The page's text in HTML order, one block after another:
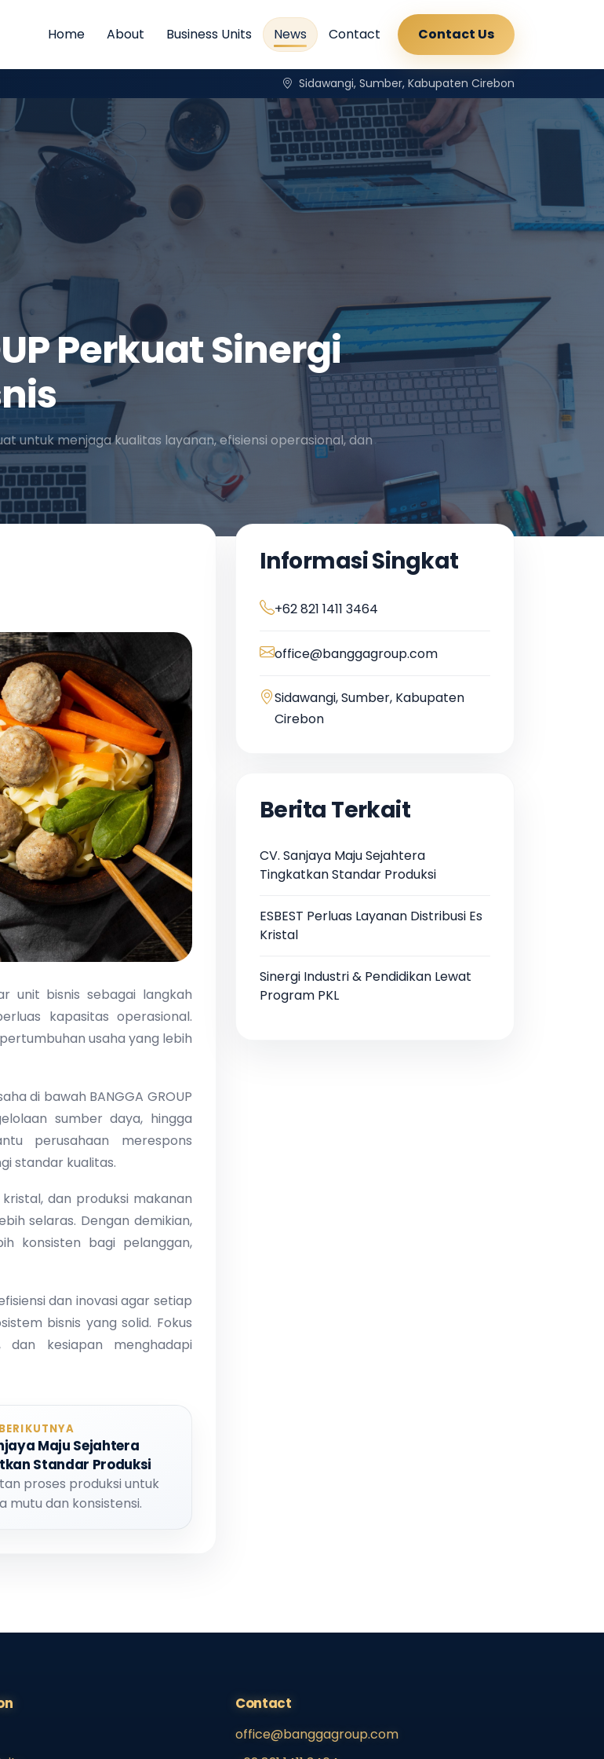
Sidawangi, Sumber, Kabupaten Cirebon
Home About Business Units News Contact Contact Us
Perkuat Sinergi
untuk menjaga kualitas layanan, efisiensi operasional, dan
unit bisnis sebagai langkah
kapasitas operasional.
usaha yang lebih
di bawah BANGGA GROUP
sumber daya, hingga
perusahaan merespons
standar kualitas.
dan produksi makanan
selaras. Dengan demikian,
konsisten bagi pelanggan,
dan inovasi agar setiap
bisnis yang solid. Fokus
dan kesiapan menghadapi
Maju Sejahtera
Standar Produksi
proses produksi untuk
mutu dan konsistensi.
Informasi Singkat
+62 821 1411 3464
office@banggagroup.com
Sidawangi, Sumber, Kabupaten
Cirebon
Berita Terkait
CV. Sanjaya Maju Sejahtera
Tingkatkan Standar Produksi
ESBEST Perluas Layanan Distribusi Es
Kristal
Sinergi Industri & Pendidikan Lewat
Program PKL
Contact
office@banggagroup.com